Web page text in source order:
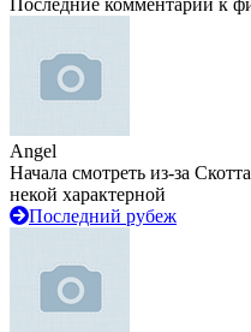
Последние комментарии к
Angel
Начала смотреть из-за
некой характерной
Последний рубеж